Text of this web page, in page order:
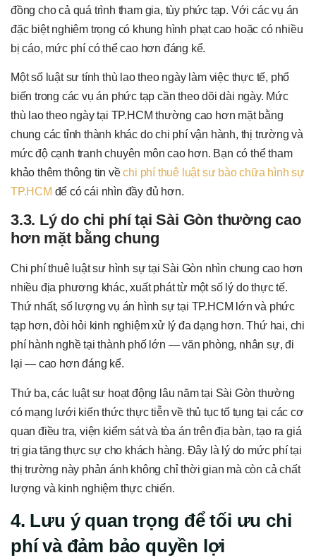
đồng cho cả quá trình tham gia, tùy phức tạp. Với các vụ án
đặc biệt nghiêm trọng có khung hình phạt cao hoặc có nhiều
bị cáo, mức phí có thể cao hơn đáng kể.
Một số luật sư tính thù lao theo ngày làm việc thực tế, phổ
biến trong các vụ án phức tạp cần theo dõi dài ngày. Mức
thù lao theo ngày tại TP.HCM thường cao hơn mặt bằng
chung các tỉnh thành khác do chi phí vận hành, thị trường và
mức độ cạnh tranh chuyên môn cao hơn. Bạn có thể tham
khảo thêm thông tin vềchi phí thuê luật sư bào chữa hình sự
TP.HCM để có cái nhìn đầy đủ hơn.
3.3. Lý do chi phí tại Sài Gòn thường cao
hơn mặt bằng chung
Chi phí thuê luật sư hình sự tại Sài Gòn nhìn chung cao hơn
nhiều địa phương khác, xuất phát từ một số lý do thực tế.
Thứ nhất, số lượng vụ án hình sự tại TP.HCM lớn và phức
tạp hơn, đòi hỏi kinh nghiệm xử lý đa dạng hơn. Thứ hai, chi
phí hành nghề tại thành phố lớn — văn phòng, nhân sự, đi
lại — cao hơn đáng kể.
Thứ ba, các luật sư hoạt động lâu năm tại Sài Gòn thường
có mạng lưới kiến thức thực tiễn về thủ tục tố tụng tại các cơ
quan điều tra, viện kiểm sát và tòa án trên địa bàn, tạo ra giá
trị gia tăng thực sự cho khách hàng. Đây là lý do mức phí tại
thị trường này phản ánh không chỉ thời gian mà còn cả chất
lượng và kinh nghiệm thực chiến.
4. Lưu ý quan trọng để tối ưu chi
phí và đảm bảo quyền lợi